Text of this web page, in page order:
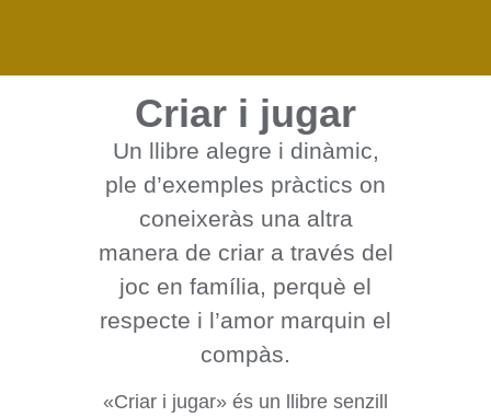
Criar i jugar
Un llibre alegre i dinàmic,
ple d’exemples pràctics on
coneixeràs una altra
manera de criar a través del
joc en família, perquè el
respecte i l’amor marquin el
compàs.
«Criar i jugar» és un llibre senzill